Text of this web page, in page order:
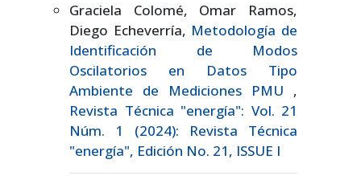
Graciela Colomé, Omar Ramos,
Diego Echeverría, Metodología de
Identificación de Modos
Oscilatorios en Datos Tipo
Ambiente de Mediciones PMU ,
Revista Técnica "energía": Vol. 21
Núm. 1 (2024): Revista Técnica
"energía", Edición No. 21, ISSUE I